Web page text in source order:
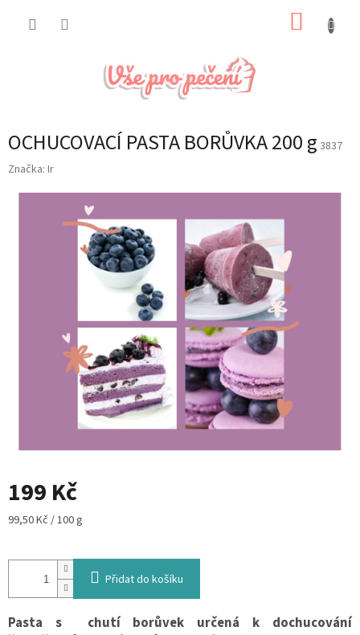
OCHUCOVACÍ PASTA BORŮVKA 200 g 3837
Značka: Ir
199 Kč
Měrná
99,50 Kč / 100 g
Přidat do košíku
Pasta s chutí borůvek určená k dochucování